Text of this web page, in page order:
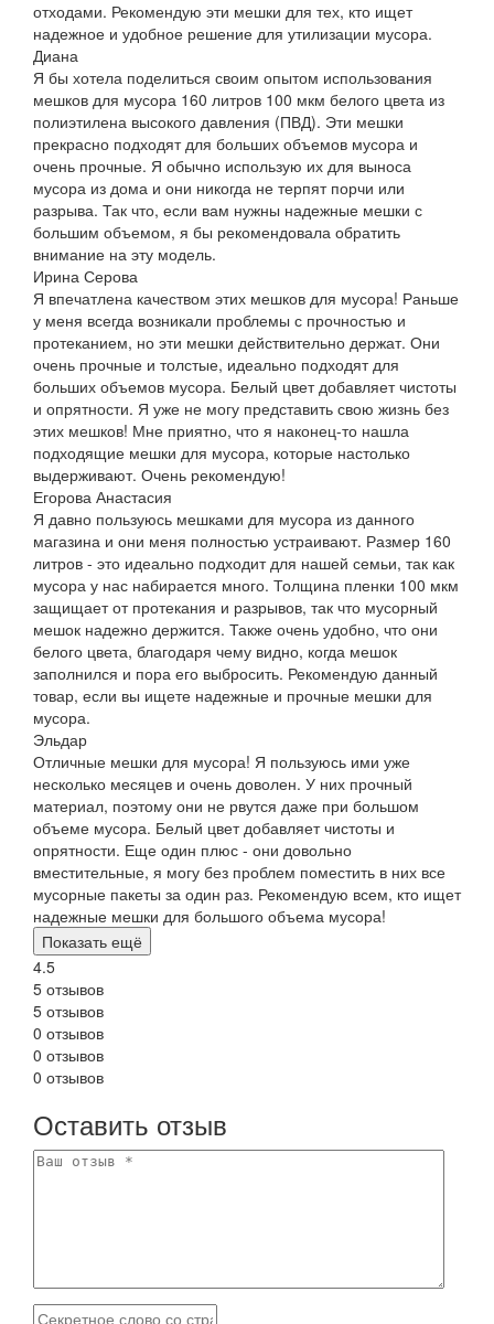
отходами. Рекомендую эти мешки для тех, кто ищет
надежное и удобное решение для утилизации мусора.
Диана
Я бы хотела поделиться своим опытом использования
мешков для мусора 160 литров 100 мкм белого цвета из
полиэтилена высокого давления (ПВД). Эти мешки
прекрасно подходят для больших объемов мусора и
очень прочные. Я обычно использую их для выноса
мусора из дома и они никогда не терпят порчи или
разрыва. Так что, если вам нужны надежные мешки с
большим объемом, я бы рекомендовала обратить
внимание на эту модель.
Ирина Серова
Я впечатлена качеством этих мешков для мусора! Раньше
у меня всегда возникали проблемы с прочностью и
протеканием, но эти мешки действительно держат. Они
очень прочные и толстые, идеально подходят для
больших объемов мусора. Белый цвет добавляет чистоты
и опрятности. Я уже не могу представить свою жизнь без
этих мешков! Мне приятно, что я наконец-то нашла
подходящие мешки для мусора, которые настолько
выдерживают. Очень рекомендую!
Егорова Анастасия
Я давно пользуюсь мешками для мусора из данного
магазина и они меня полностью устраивают. Размер 160
литров - это идеально подходит для нашей семьи, так как
мусора у нас набирается много. Толщина пленки 100 мкм
защищает от протекания и разрывов, так что мусорный
мешок надежно держится. Также очень удобно, что они
белого цвета, благодаря чему видно, когда мешок
заполнился и пора его выбросить. Рекомендую данный
товар, если вы ищете надежные и прочные мешки для
мусора.
Эльдар
Отличные мешки для мусора! Я пользуюсь ими уже
несколько месяцев и очень доволен. У них прочный
материал, поэтому они не рвутся даже при большом
объеме мусора. Белый цвет добавляет чистоты и
опрятности. Еще один плюс - они довольно
вместительные, я могу без проблем поместить в них все
мусорные пакеты за один раз. Рекомендую всем, кто ищет
надежные мешки для большого объема мусора!
Показать ещё
4.5
5 отзывов
5 отзывов
0 отзывов
0 отзывов
0 отзывов
Оставить отзыв